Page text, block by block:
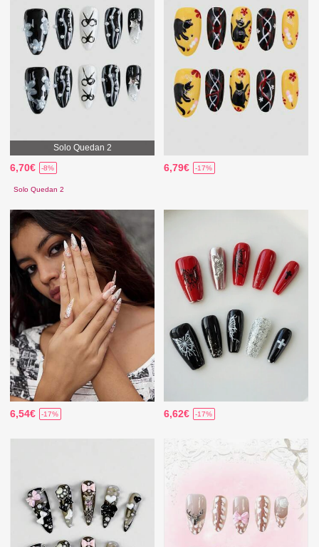
Solo Quedan 2
6,70€ -8%
Solo Quedan 2
6,79€ -17%
6,54€ -17% 6,62€ -17%